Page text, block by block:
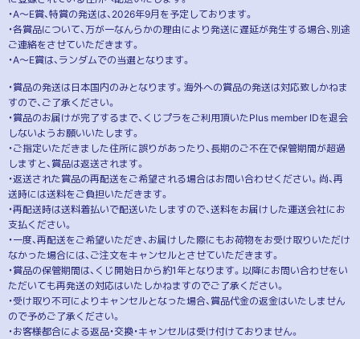
・A～E賞、特賞の発送は、2026年9月を予定しております。
・各賞品について、万が一なんらかの理由により発送に遅延が発生する場合、別途
ご連絡をさせていただきます。
・A～E賞は、ランダムでの当選となります。
・賞品の発送は日本国内のみとなります。海外への賞品の発送は対応致しかねま
すので、ご了承ください。
・賞品のお届けが完了するまで、くじプラをご利用頂いたPlus member IDを退会
しないようお願いいたします。
・ご指定いただきました住所に誤りがあったり、長期のご不在で保管期間が超過
しますと、賞品は返送されます。
・返送された賞品の再配送をご希望される場合はお問い合わせください。尚、再
送時には送料をご負担いただきます。
・再配送時は送料着払いで配送いたしますので、送料をお届けした運送会社にお
支払ください。
・一度、再配送をご希望いただき、お届けした際にもお荷物をお受け取りいただけ
なかった場合には、ご注文をキャンセルとさせていただきます。
・賞品の保管期間は、くじ開始日から約1年となります。以降にお問い合わせをい
ただいても再発送の対応はいたしかねますのでご了承ください。
・受け取り不可によりキャンセルとなった場合、賞品代金の返金はいたしません
ので予めご了承ください。
・お客様都合による返品・交換・キャンセルは受け付けておりません。